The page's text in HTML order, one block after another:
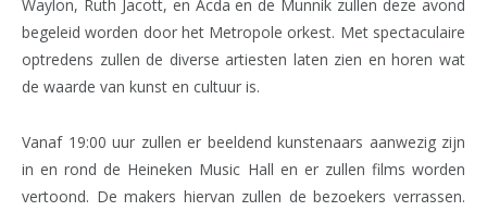
Waylon, Ruth Jacott, en Acda en de Munnik zullen deze avond
begeleid worden door het Metropole orkest. Met spectaculaire
optredens zullen de diverse artiesten laten zien en horen wat
de waarde van kunst en cultuur is.
Vanaf 19:00 uur zullen er beeldend kunstenaars aanwezig zijn
in en rond de Heineken Music Hall en er zullen films worden
vertoond. De makers hiervan zullen de bezoekers verrassen.